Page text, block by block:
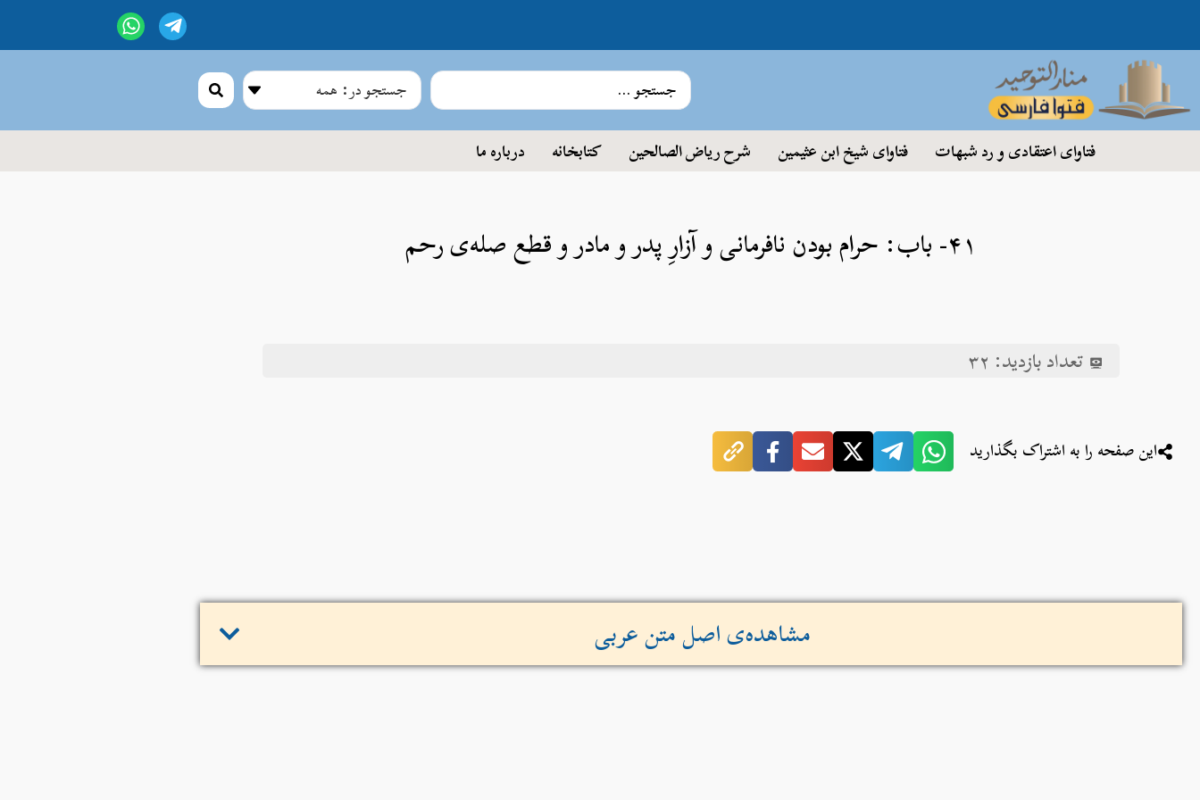
جستجو در: همه
فتاوای اعتقادی و رد شبهات فتاوای شیخ ابن عثیمین شرح ریاض الصالحین کتابخانه درباره ما
۴۱- باب: حرام بودن نافرمانی و آزارِ پدر و مادر و قطع صله‌ی رحم
تعداد بازدید: ۳۲
این صفحه را به اشتراک بگذارید
مشاهده‌ی اصل متن عربی